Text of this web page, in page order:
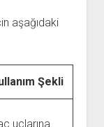
aşağıdaki
Şekli
uçlarına